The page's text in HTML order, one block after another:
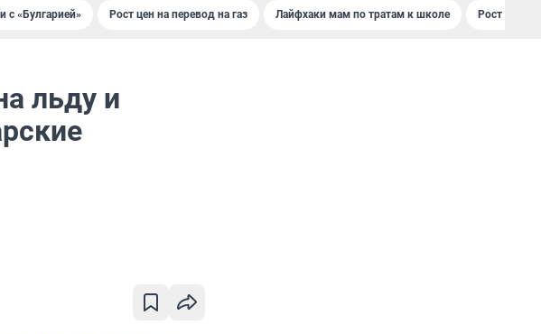
с «Булгарией» Рост цен на перевод на газ Лайфхаки мам по тратам к школе Рост цен на
льду и